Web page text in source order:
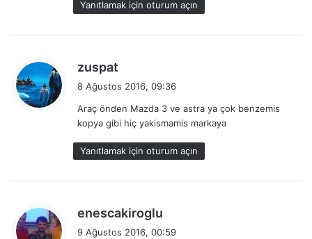
Yanıtlamak için oturum açın
zuspat
i
k
i
:
8 Ağustos 2016, 09:36
Araç önden Mazda 3 ve astra ya çok benzemis
kopya gibi hiç yakismamis markaya
Yanıtlamak için oturum açın
enescakiroglu
9 Ağustos 2016, 00:59